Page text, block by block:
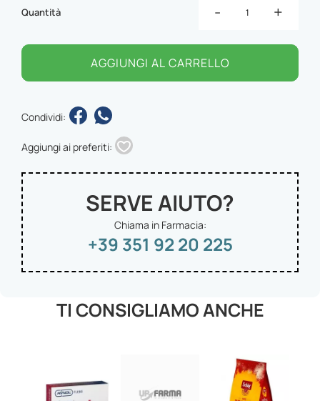
Quantità - +
AGGIUNGI AL CARRELLO
Condividi:
Aggiungi ai preferiti:
SERVE AIUTO?
Chiama in Farmacia:
+39 351 92 20 225
TI CONSIGLIAMO ANCHE